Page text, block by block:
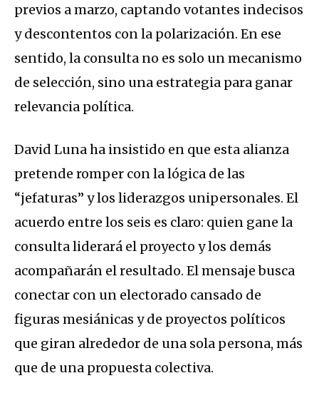
previos a marzo, captando votantes indecisos
y descontentos con la polarización. En ese
sentido, la consulta no es solo un mecanismo
de selección, sino una estrategia para ganar
relevancia política.
David Luna ha insistido en que esta alianza
pretende romper con la lógica de las
“jefaturas” y los liderazgos unipersonales. El
acuerdo entre los seis es claro: quien gane la
consulta liderará el proyecto y los demás
acompañarán el resultado. El mensaje busca
conectar con un electorado cansado de
figuras mesiánicas y de proyectos políticos
que giran alrededor de una sola persona, más
que de una propuesta colectiva.